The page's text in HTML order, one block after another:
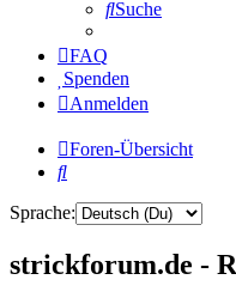
Suche
FAQ
Spenden
Anmelden
Foren-Übersicht
Suche
Sprache:
strickforum.de -